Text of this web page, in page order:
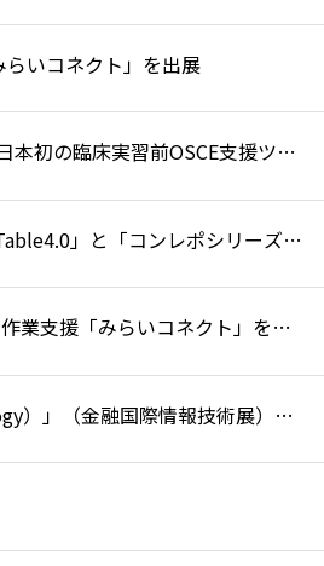
いコネクト」を出展
初の臨床実習前OSCE支援ツー
」と「コンレポシリーズ」
業支援「みらいコネクト」を出
）」（金融国際情報技術展）に